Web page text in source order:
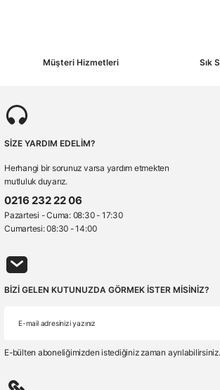
Müşteri Hizmetleri Sık
SİZE YARDIM EDELİM?
Herhangi bir sorunuz varsa yardım etmekten
mutluluk duyarız.
0216 232 22 06
Pazartesi - Cuma: 08:30 - 17:30
Cumartesi: 08:30 - 14:00
BİZİ GELEN KUTUNUZDA GÖRMEK İSTER MİSİNİZ?
E-bülten aboneliğimizden istediğiniz zaman ayrılabilirsiniz.